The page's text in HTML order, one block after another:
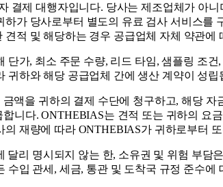
결제 대행자입니다. 당사는 제조업체가 아
가 당사로부터 별도의 유료 검사 서비스
적 및 해당하는 경우 공급업체 자체 약관에
단가, 최소 주문 수량, 리드 타임, 샘플링 조
귀하와 해당 공급업체 간에 생산 계약이 성
액을 귀하의 결제 수단에 청구하고, 해당
니다. ONTHEBIAS는 견적 또는 귀하의
재량에 따라 ONTHEBIAS가 귀하로부터
달리 명시되지 않는 한, 소유권 및 위험 부담
수입 관세, 세금, 통관 및 도착국 규정 준수